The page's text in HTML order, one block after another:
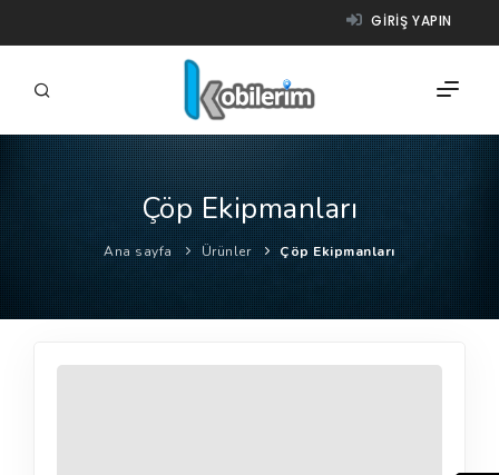
GIRIŞ YAPIN
FIRMALAR
ÜRÜNLER
NASIL ÇALIŞIR?
YARDIM
Çöp Ekipmanları
Ana sayfa Ürünler Çöp Ekipmanları